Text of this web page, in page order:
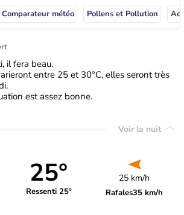
Comparateur météo Pollens et Pollution
il fera beau.
entre 25 et 30°C, elles seront très
est assez bonne.
Voir la nuit
25°
Ressenti 25°
25 km/h
Rafales35 km/h